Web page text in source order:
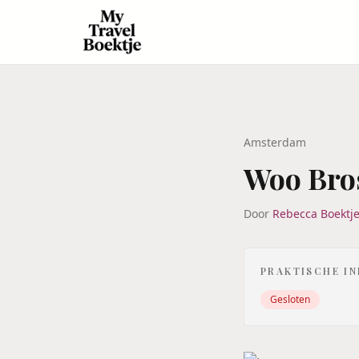
Amsterdam
Woo
Door Rebecca Boektje
PRAKTISCHE
Gesloten